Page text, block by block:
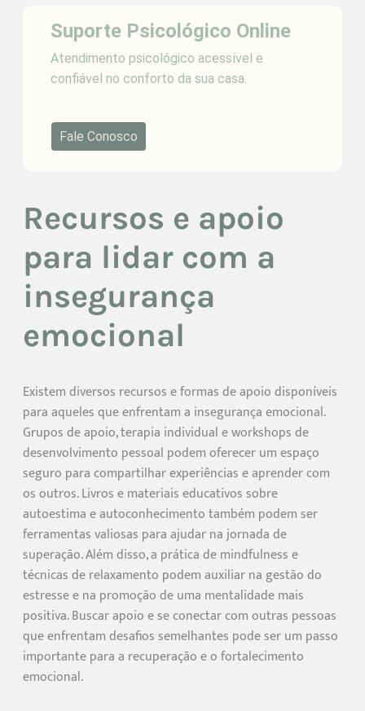
Suporte Psicológico Online
Atendimento psicológico acessível e
confiável no conforto da sua casa.
Fale Conosco
Recursos e apoio
para lidar com a
insegurança
emocional
Existem diversos recursos e formas de apoio disponíveis
para aqueles que enfrentam a insegurança emocional.
Grupos de apoio, terapia individual e workshops de
desenvolvimento pessoal podem oferecer um espaço
seguro para compartilhar experiências e aprender com
os outros. Livros e materiais educativos sobre
autoestima e autoconhecimento também podem ser
ferramentas valiosas para ajudar na jornada de
superação. Além disso, a prática de mindfulness e
técnicas de relaxamento podem auxiliar na gestão do
estresse e na promoção de uma mentalidade mais
positiva. Buscar apoio e se conectar com outras pessoas
que enfrentam desafios semelhantes pode ser um passo
importante para a recuperação e o fortalecimento
emocional.